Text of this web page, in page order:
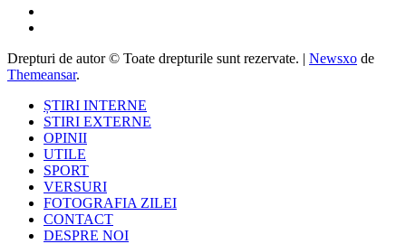
Drepturi de autor © Toate drepturile sunt rezervate. | Newsxo de
Themeansar.
ȘTIRI INTERNE
STIRI EXTERNE
OPINII
UTILE
SPORT
VERSURI
FOTOGRAFIA ZILEI
CONTACT
DESPRE NOI